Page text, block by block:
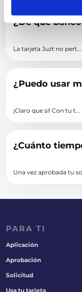
¿De qué
La tarjeta Juzt no pert...
¿Puedo usar
¡Claro que sí! Con tu t...
¿Cuánto
Una vez aprobada tu
PARA TI
Aplicación
Aprobación
Solicitud
Usa tu tarjeta